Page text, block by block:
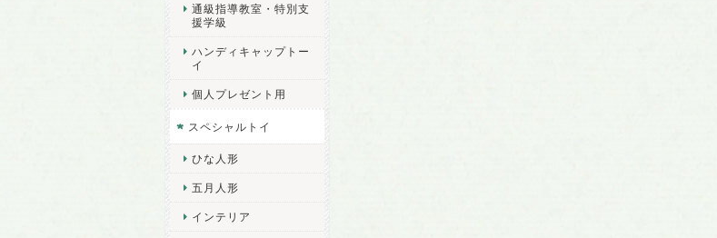
通級指導教室・特別支
援学級
ハンディキャップトー
イ
個人プレゼント用
スペシャルトイ
ひな人形
五月人形
インテリア